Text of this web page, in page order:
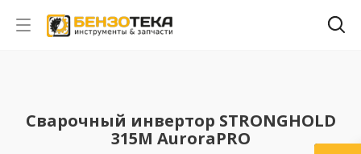
Cварочный инвертор STRONGHOLD
315M AuroraPRO